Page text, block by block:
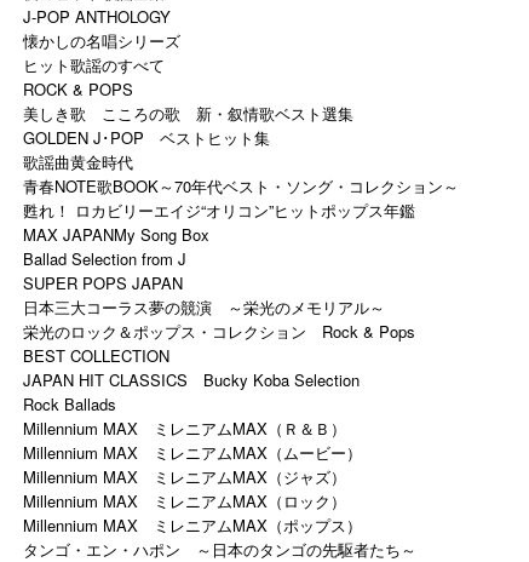
J-POP ANTHOLOGY
懐かしの名唱シリーズ
ヒット歌謡のすべて
ROCK & POPS
美しき歌 こころの歌 新・叙情歌ベスト選集
GOLDEN J･POP ベストヒット集
歌謡曲黄金時代
青春NOTE歌BOOK～70年代ベスト・ソング・コレクション～
甦れ！ ロカビリーエイジ“オリコン”ヒットポップス年鑑
MAX JAPANMy Song Box
Ballad Selection from J
SUPER POPS JAPAN
日本三大コーラス夢の競演 ～栄光のメモリアル～
栄光のロック＆ポップス・コレクション Rock & Pops
BEST COLLECTION
JAPAN HIT CLASSICS Bucky Koba Selection
Rock Ballads
Millennium MAX ミレニアムMAX（Ｒ＆Ｂ）
Millennium MAX ミレニアムMAX（ムービー）
Millennium MAX ミレニアムMAX（ジャズ）
Millennium MAX ミレニアムMAX（ロック）
Millennium MAX ミレニアムMAX（ポップス）
タンゴ・エン・ハポン ～日本のタンゴの先駆者たち～